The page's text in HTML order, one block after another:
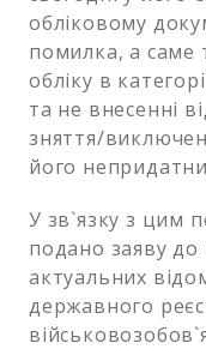
обліковому
помилка, а саме
обліку в
та не внесенні
зняття/
його
У зв`язку з цим
подано заяву
актуальних
державного